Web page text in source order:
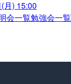
月) 15:00
会一覧勉強会一覧